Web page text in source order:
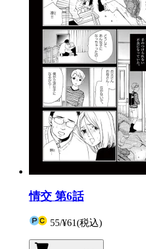
情交 第6話
55/¥61(税込)